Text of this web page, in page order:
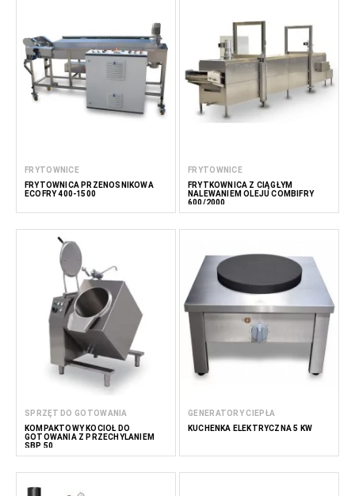
FRYTOWNICE
FRYTOWNICA PRZENOŚNIKOWA
ECOFRY 400-1500
FRYTOWNICE
FRYTKOWNICA Z CIĄGŁYM
NALEWANIEM OLEJU COMBIFRY
600/2000
SPRZĘT DO GOTOWANIA
KOMPAKTOWY KOCIOŁ DO
GOTOWANIA Z PRZECHYLANIEM
SBP 50
GENERATORY CIEPŁA
KUCHENKA ELEKTRYCZNA 5 KW